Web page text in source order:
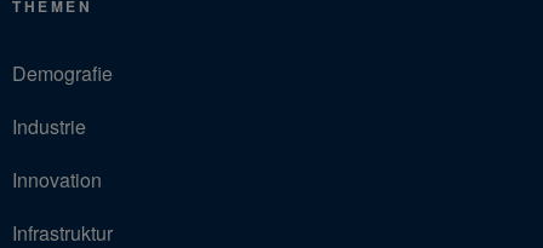
THEMEN
Demografie
Industrie
Innovation
Infrastruktur